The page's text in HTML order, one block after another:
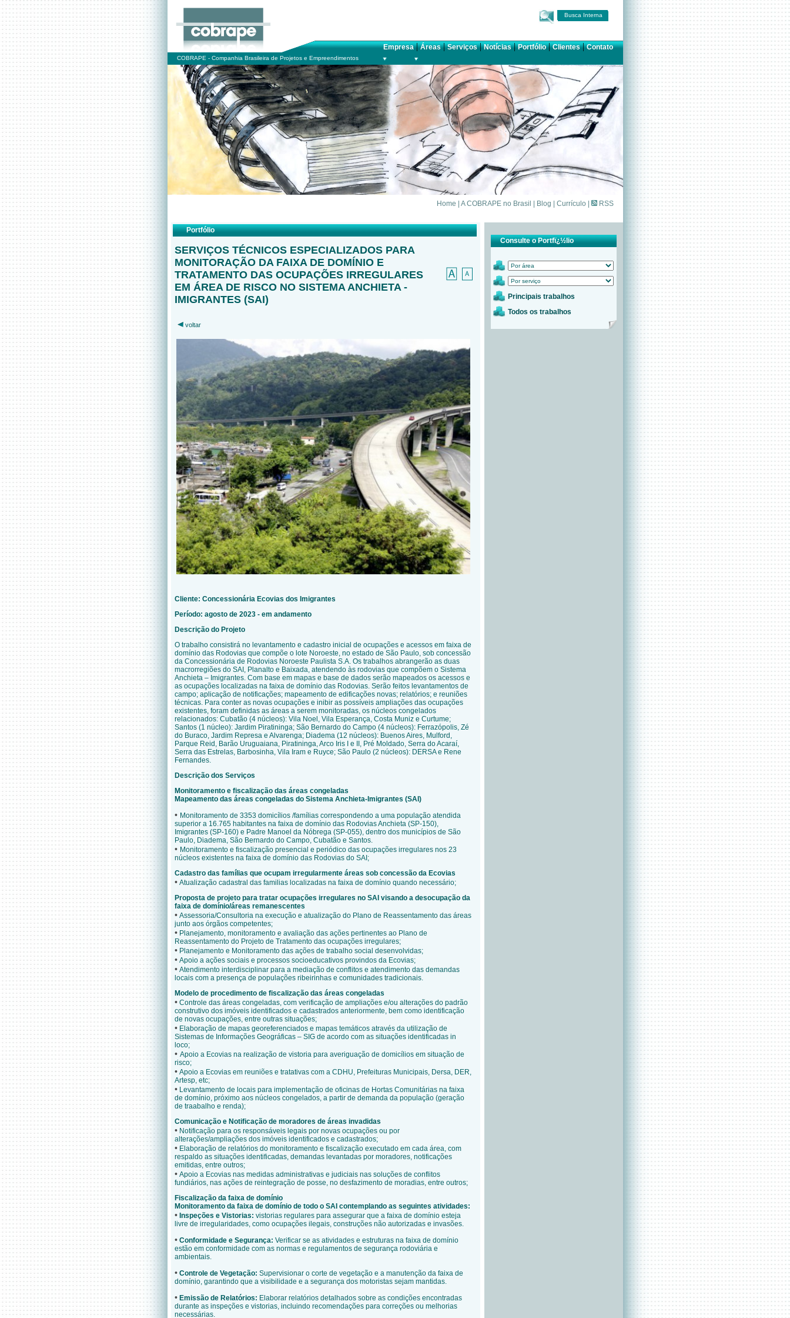
Busca Interna
Empresa|Áreas|Serviços|Notícias|Portfólio|Clientes|Contato
COBRAPE - Companhia Brasileira de Projetos e Empreendimentos
Home A COBRAPE no Brasil Blog Currículo RSS
Portfólio
SERVIÇOS TÉCNICOS ESPECIALIZADOS PARA
MONITORAÇÃO DA FAIXA DE DOMÍNIO E
TRATAMENTO DAS OCUPAÇÕES IRREGULARES
EM ÁREA DE RISCO NO SISTEMA ANCHIETA -
IMIGRANTES (SAI)
voltar
Cliente: Concessionária Ecovias dos Imigrantes
Período: agosto de 2023 - em andamento
Descrição do Projeto
O trabalho consistirá no levantamento e cadastro inicial de ocupações e acessos em faixa de
domínio das Rodovias que compõe o lote Noroeste, no estado de São Paulo, sob concessão
da Concessionária de Rodovias Noroeste Paulista S.A. Os trabalhos abrangerão as duas
macrorregiões do SAI, Planalto e Baixada, atendendo às rodovias que compõem o Sistema
Anchieta – Imigrantes. Com base em mapas e base de dados serão mapeados os acessos e
as ocupações localizadas na faixa de domínio das Rodovias. Serão feitos levantamentos de
campo; aplicação de notificações; mapeamento de edificações novas; relatórios; e reuniões
técnicas. Para conter as novas ocupações e inibir as possíveis ampliações das ocupações
existentes, foram definidas as áreas a serem monitoradas, os núcleos congelados
relacionados: Cubatão (4 núcleos): Vila Noel, Vila Esperança, Costa Muniz e Curtume;
Santos (1 núcleo): Jardim Piratininga; São Bernardo do Campo (4 núcleos): Ferrazópolis, Zé
do Buraco, Jardim Represa e Alvarenga; Diadema (12 núcleos): Buenos Aires, Mulford,
Parque Reid, Barão Uruguaiana, Piratininga, Arco Iris I e II, Pré Moldado, Serra do Acaraí,
Serra das Estrelas, Barbosinha, Vila Iram e Ruyce; São Paulo (2 núcleos): DERSA e Rene
Fernandes.
Descrição dos Serviços
Monitoramento e fiscalização das áreas congeladas
Mapeamento das áreas congeladas do Sistema Anchieta-Imigrantes (SAI)
• Monitoramento de 3353 domicílios /famílias correspondendo a uma população atendida
superior a 16.765 habitantes na faixa de domínio das Rodovias Anchieta (SP-150),
Imigrantes (SP-160) e Padre Manoel da Nóbrega (SP-055), dentro dos municípios de São
Paulo, Diadema, São Bernardo do Campo, Cubatão e Santos.
• Monitoramento e fiscalização presencial e periódico das ocupações irregulares nos 23
núcleos existentes na faixa de domínio das Rodovias do SAI;
Cadastro das famílias que ocupam irregularmente áreas sob concessão da Ecovias
• Atualização cadastral das familias localizadas na faixa de domínio quando necessário;
Proposta de projeto para tratar ocupações irregulares no SAI visando a desocupação da
faixa de domínio/áreas remanescentes
• Assessoria/Consultoria na execução e atualização do Plano de Reassentamento das áreas
junto aos órgãos competentes;
• Planejamento, monitoramento e avaliação das ações pertinentes ao Plano de
Reassentamento do Projeto de Tratamento das ocupações irregulares;
• Planejamento e Monitoramento das ações de trabalho social desenvolvidas;
• Apoio a ações sociais e processos socioeducativos provindos da Ecovias;
• Atendimento interdisciplinar para a mediação de conflitos e atendimento das demandas
locais com a presença de populações ribeirinhas e comunidades tradicionais.
Modelo de procedimento de fiscalização das áreas congeladas
• Controle das áreas congeladas, com verificação de ampliações e/ou alterações do padrão
construtivo dos imóveis identificados e cadastrados anteriormente, bem como identificação
de novas ocupações, entre outras situações;
• Elaboração de mapas georeferenciados e mapas temáticos através da utilização de
Sistemas de Informações Geográficas – SIG de acordo com as situações identificadas in
loco;
• Apoio a Ecovias na realização de vistoria para averiguação de domicílios em situação de
risco;
• Apoio a Ecovias em reuniões e tratativas com a CDHU, Prefeituras Municipais, Dersa, DER,
Artesp, etc;
• Levantamento de locais para implementação de oficinas de Hortas Comunitárias na faixa
de domínio, próximo aos núcleos congelados, a partir de demanda da população (geração
de traabalho e renda);
Comunicação e Notificação de moradores de áreas invadidas
• Notificação para os responsáveis legais por novas ocupações ou por
alterações/ampliações dos imóveis identificados e cadastrados;
• Elaboração de relatórios do monitoramento e fiscalização executado em cada área, com
respaldo as situações identificadas, demandas levantadas por moradores, notificações
emitidas, entre outros;
• Apoio a Ecovias nas medidas administrativas e judiciais nas soluções de conflitos
fundiários, nas ações de reintegração de posse, no desfazimento de moradias, entre outros;
Fiscalização da faixa de domínio
Monitoramento da faixa de domínio de todo o SAI contemplando as seguintes atividades:
• Inspeções e Vistorias: vistorias regulares para assegurar que a faixa de domínio esteja
livre de irregularidades, como ocupações ilegais, construções não autorizadas e invasões.
• Conformidade e Segurança: Verificar se as atividades e estruturas na faixa de domínio
estão em conformidade com as normas e regulamentos de segurança rodoviária e
ambientais.
• Controle de Vegetação: Supervisionar o corte de vegetação e a manutenção da faixa de
domínio, garantindo que a visibilidade e a segurança dos motoristas sejam mantidas.
• Emissão de Relatórios: Elaborar relatórios detalhados sobre as condições encontradas
durante as inspeções e vistorias, incluindo recomendações para correções ou melhorias
necessárias.
Consulte o Portfï¿½lio
Principais trabalhos
Todos os trabalhos